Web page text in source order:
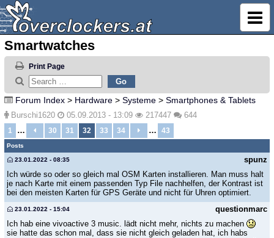
Smartwatches
Print Page
Forum Index > Hardware > Systeme > Smartphones & Tablets
Burschi1620 05.09.2013 - 13:09 217447 644
1 … 30 31 32 33 34 … 43
Posts
spunz
23.01.2022 - 08:35
Ich würde so oder so gleich mal OSM Karten installieren. Man muss halt
je nach Karte mit einem passenden Typ File nachhelfen, der Kontrast ist
bei den meisten Karten für GPS Geräte und nicht für Uhren optimiert.
questionmarc
23.01.2022 - 15:04
Ich hab eine vivoactive 3 music. lädt nicht mehr, nichts zu machen
sie hatte das schon mal, dass sie nicht gleich geladen hat, ich habs